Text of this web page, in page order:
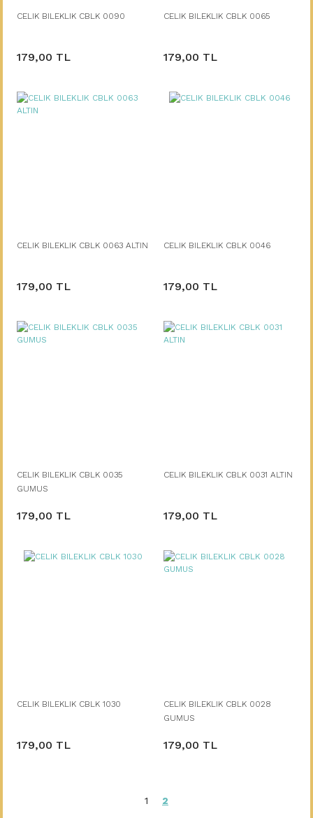
CELIK BILEKLIK CBLK 0090
179,00 TL
CELIK BILEKLIK CBLK 0065
179,00 TL
CELIK BILEKLIK CBLK 0063 ALTIN
179,00 TL
CELIK BILEKLIK CBLK 0046
179,00 TL
CELIK BILEKLIK CBLK 0035
GUMUS
179,00 TL
CELIK BILEKLIK CBLK 0031 ALTIN
179,00 TL
CELIK BILEKLIK CBLK 1030
179,00 TL
CELIK BILEKLIK CBLK 0028
GUMUS
179,00 TL
1 2